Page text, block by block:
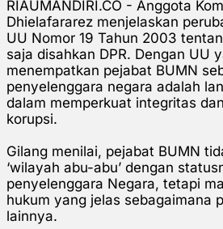
RIAUMANDIRI.CO - Anggota
Dhielafararez menjelaskan p
UU Nomor 19 Tahun 2003
saja disahkan DPR. Dengan UU
menempatkan pejabat BUMN
penyelenggara negara adalah
dalam memperkuat integritas
korupsi.
Gilang menilai, pejabat BUMN
‘wilayah abu-abu’ dengan
penyelenggara Negara, tetapi
hukum yang jelas sebagaimana
lainnya.